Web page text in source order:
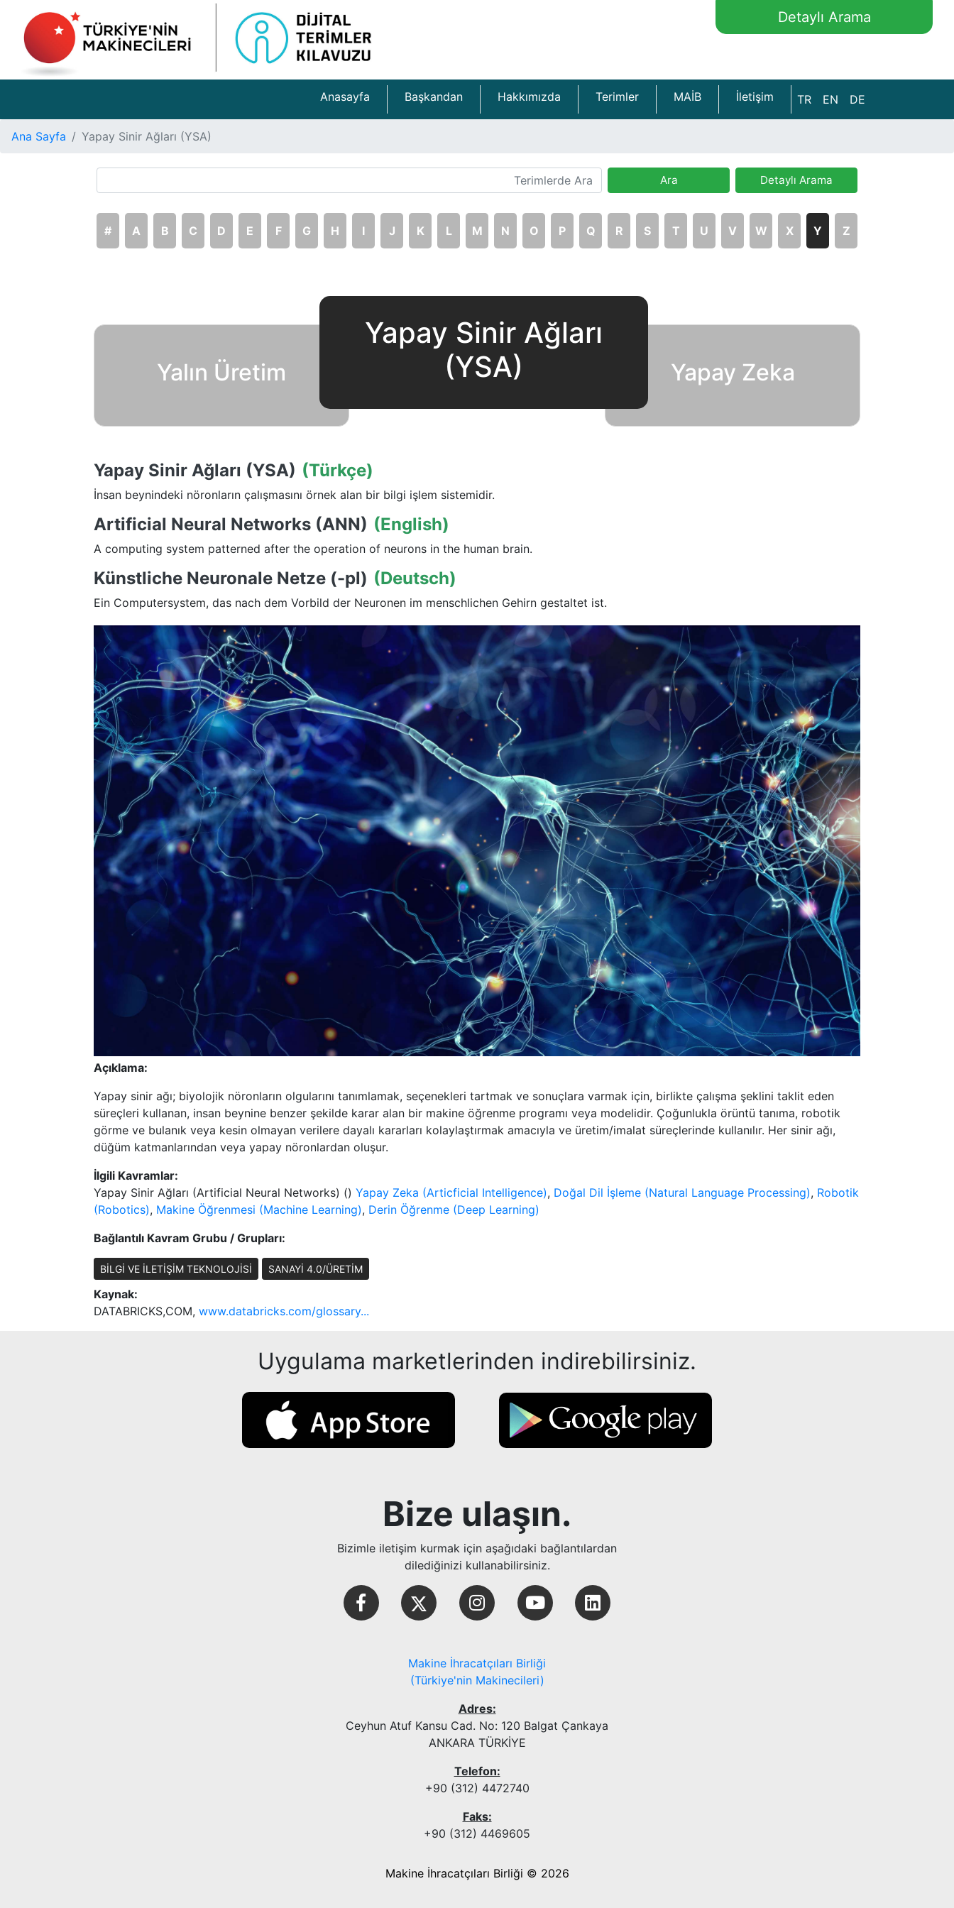
Detaylı Arama
Anasayfa Başkandan Hakkımızda Terimler MAİB İletişim TR EN DE
Ana Sayfa Yapay Sinir Ağları (YSA)
Ara Detaylı Arama
# A B C D E F G H I J K L M N O P Q R S T U V W X Y Z
Yalın Üretim
Yapay Sinir Ağları
(YSA)
Yapay Zeka
Yapay Sinir Ağları (YSA) (Türkçe)
İnsan beynindeki nöronların çalışmasını örnek alan bir bilgi işlem sistemidir.
Artificial Neural Networks (ANN) (English)
A computing system patterned after the operation of neurons in the human brain.
Künstliche Neuronale Netze (-pl) (Deutsch)
Ein Computersystem, das nach dem Vorbild der Neuronen im menschlichen Gehirn gestaltet ist.
Açıklama:
Yapay sinir ağı; biyolojik nöronların olgularını tanımlamak, seçenekleri tartmak ve sonuçlara varmak için, birlikte çalışma şeklini taklit eden
süreçleri kullanan, insan beynine benzer şekilde karar alan bir makine öğrenme programı veya modelidir. Çoğunlukla örüntü tanıma, robotik
görme ve bulanık veya kesin olmayan verilere dayalı kararları kolaylaştırmak amacıyla ve üretim/imalat süreçlerinde kullanılır. Her sinir ağı,
düğüm katmanlarından veya yapay nöronlardan oluşur.
İlgili Kavramlar:
Yapay Sinir Ağları (Artificial Neural Networks) () Yapay Zeka (Articficial Intelligence), Doğal Dil İşleme (Natural Language Processing), Robotik
(Robotics), Makine Öğrenmesi (Machine Learning), Derin Öğrenme (Deep Learning)
Bağlantılı Kavram Grubu / Grupları:
BİLGİ VE İLETİŞİM TEKNOLOJİSİ SANAYİ 4.0/ÜRETİM
Kaynak:
DATABRICKS,COM, www.databricks.com/glossary...
Uygulama marketlerinden indirebilirsiniz.
Bize ulaşın.
Bizimle iletişim kurmak için aşağıdaki bağlantılardan
dilediğinizi kullanabilirsiniz.
Makine İhracatçıları Birliği
(Türkiye'nin Makinecileri)
Adres:
Ceyhun Atuf Kansu Cad. No: 120 Balgat Çankaya
ANKARA TÜRKİYE
Telefon:
+90 (312) 4472740
Faks:
+90 (312) 4469605
Makine İhracatçıları Birliği © 2026